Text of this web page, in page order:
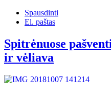
Spausdinti
El. paštas
Spitrėnuose
ir vėliava